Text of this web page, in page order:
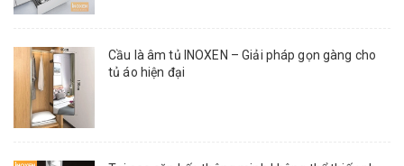
Cầu là âm tủ INOXEN – Giải pháp gọn gàng cho
tủ áo hiện đại